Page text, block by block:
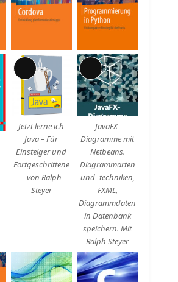
Lange
Beschreibung
Jetzt lerne ich
Java – Für
Einsteiger und
Fortgeschrittene
– von Ralph
Steyer
Lange
Beschreibung
JavaFX-
Diagramme mit
Netbeans.
Diagrammarten
und -techniken,
FXML,
Diagrammdaten
in Datenbank
speichern. Mit
Ralph Steyer